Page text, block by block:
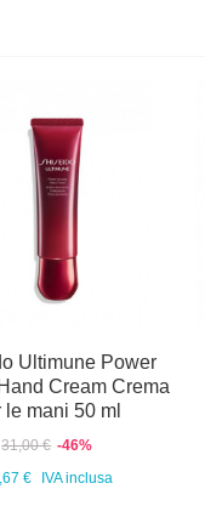
Ultimune Power
Cream Crema
le mani 50 ml
31,00 € -46%
€
IVA inclusa